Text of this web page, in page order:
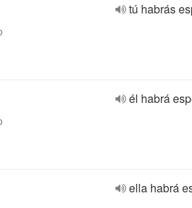
tú habrás
él habrá
ella habrá